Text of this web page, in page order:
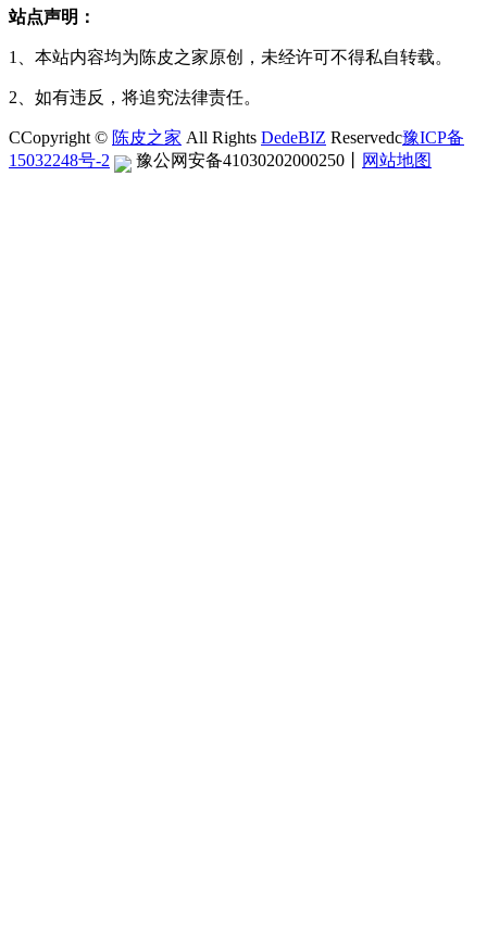
站点声明：
1、本站内容均为陈皮之家原创，未经许可不得私自转载。
2、如有违反，将追究法律责任。
CCopyright © 陈皮之家 All Rights DedeBIZ Reservedc豫ICP备
15032248号-2
豫公网安备41030202000250 网站地图